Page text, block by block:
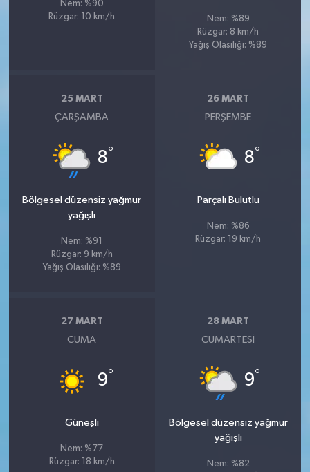
Nem: %90
Rüzgar: 10 km/h
Nem: %89
Rüzgar: 8 km/h
Yağış Olasılığı: %89
25 MART
ÇARŞAMBA
8°
Bölgesel düzensiz yağmur
yağışlı
Nem: %91
Rüzgar: 9 km/h
Yağış Olasılığı: %89
26 MART
PERŞEMBE
8°
Parçalı Bulutlu
Nem: %86
Rüzgar: 19 km/h
27 MART
CUMA
9°
Güneşli
Nem: %77
Rüzgar: 18 km/h
28 MART
CUMARTESI
9°
Bölgesel düzensiz yağmur
yağışlı
Nem: %82